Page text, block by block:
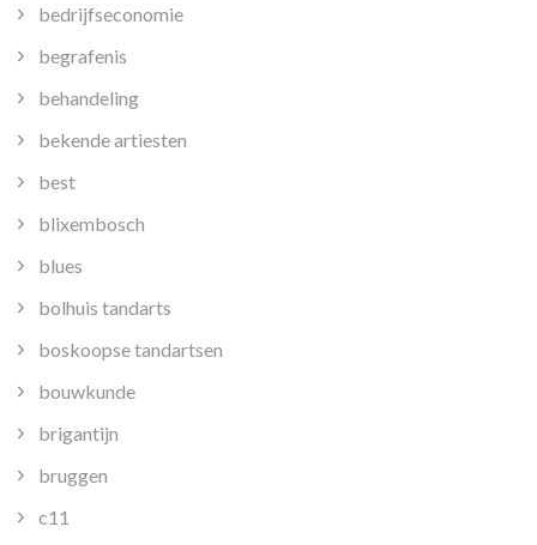
bedrijfseconomie
begrafenis
behandeling
bekende artiesten
best
blixembosch
blues
bolhuis tandarts
boskoopse tandartsen
bouwkunde
brigantijn
bruggen
c11